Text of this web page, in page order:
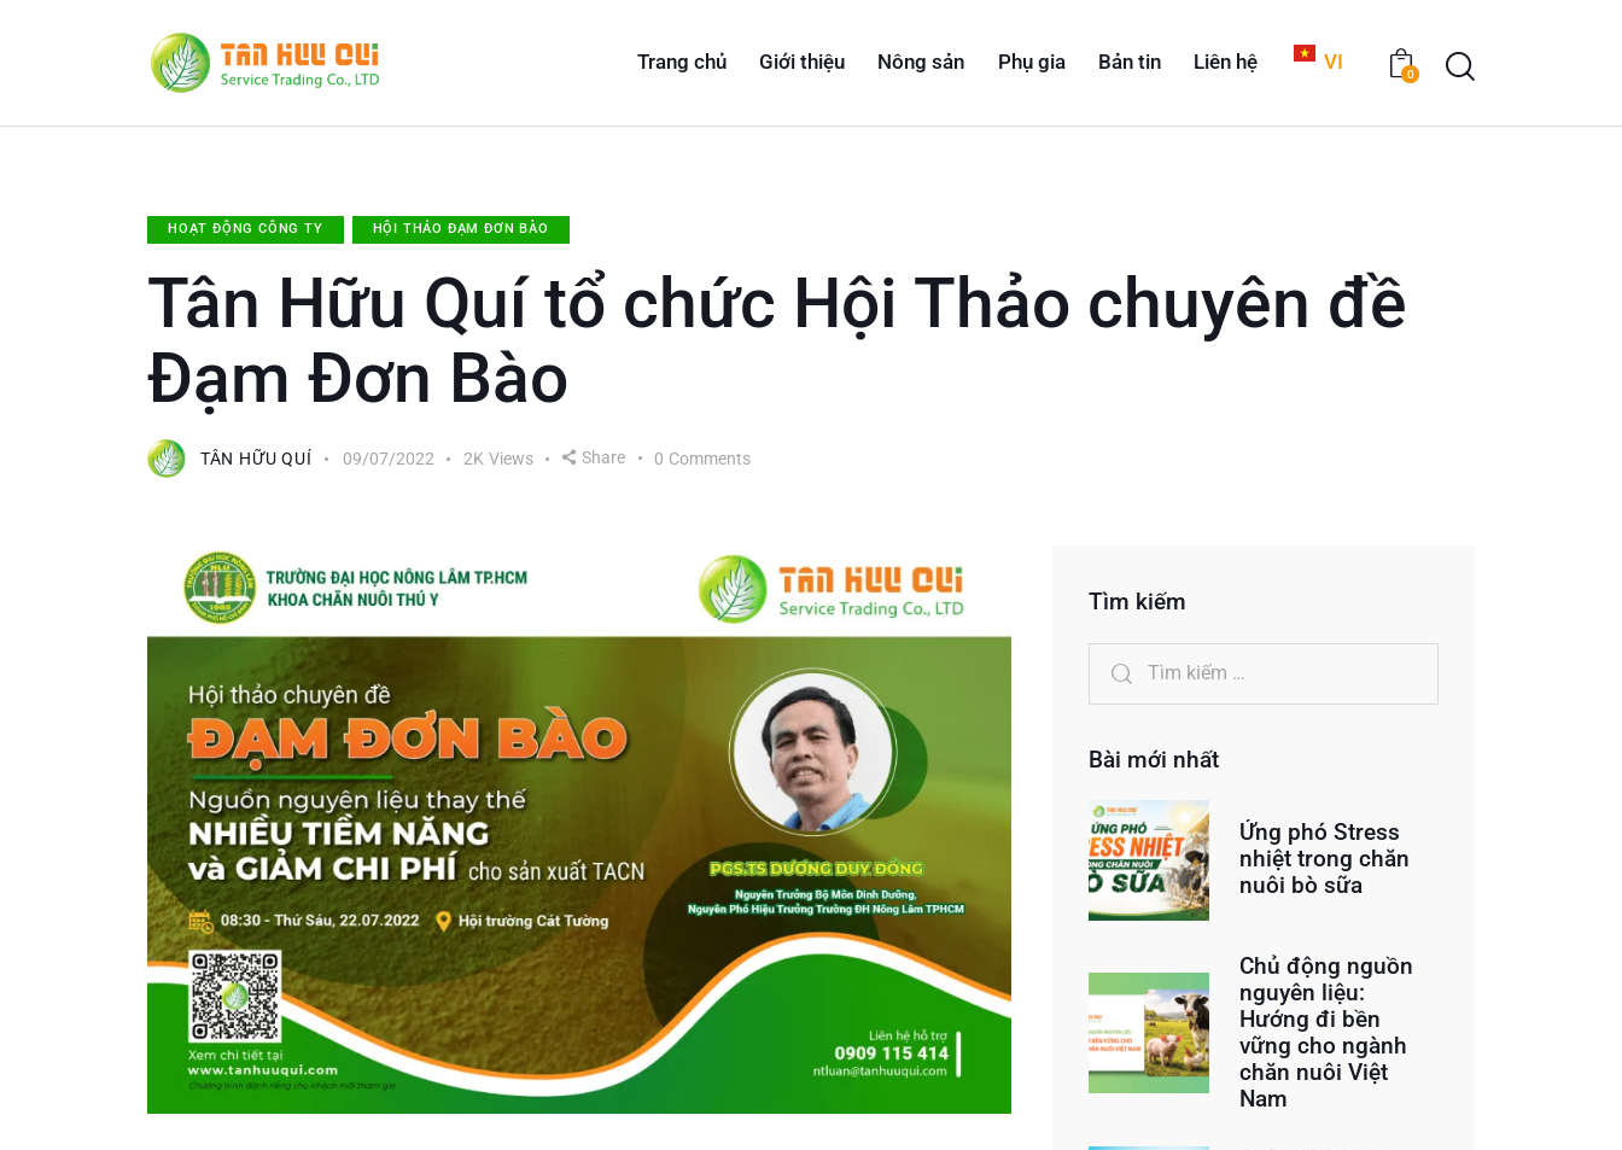
Trang chủ Giới thiệu Nông sản Phụ gia Bản tin Liên hệ VI
0
HOẠT ĐỘNG CÔNG TY HỘI THẢO ĐẠM ĐƠN BÀO
Tân Hữu Quí tổ chức Hội Thảo chuyên đề
Đạm Đơn Bào
TÂN HỮU QUÍ 09/07/2022 2K Views Share 0 Comments
Tìm kiếm
Bài mới nhất
Ứng phó Stress
nhiệt trong chăn
nuôi bò sữa
Chủ động nguồn
nguyên liệu:
Hướng đi bền
vững cho ngành
chăn nuôi Việt
Nam